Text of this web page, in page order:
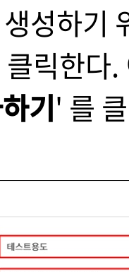
성하기
클릭한다
기' 를